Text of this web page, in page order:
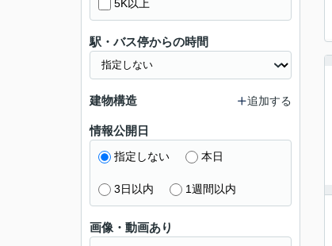
5K以上
駅・バス停からの時間
建物構造 追加する
情報公開日
指定しない 本日
3日以内 1週間以内
画像・動画あり